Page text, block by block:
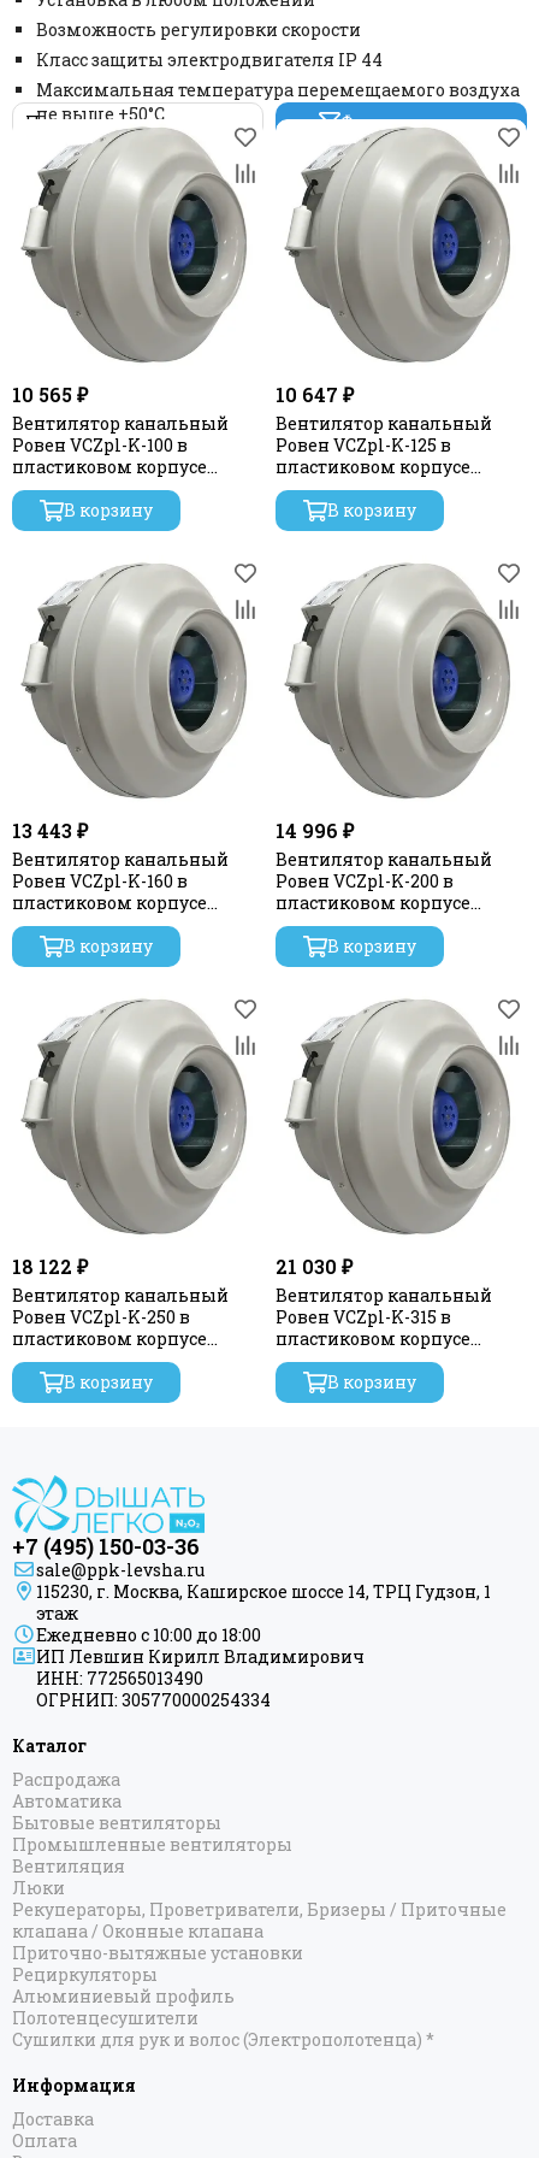
"TYWENT" - Канальные круглые вентиляторы
"Dospel" - Канальные круглые вентиляторы
"ARIUS" - Канальные вентиляторы. Россия
"Завод Вентилятор" - Канальные круглые
вентиляторы
Возможность регулировки скорости
Класс защиты электродвигателя IP 44
Максимальная температура перемещаемого воздуха
не выше +50°С
Фильтр товаров
10 565 ₽
Вентилятор канальный
Ровен VCZpl-K-100 в
пластиковом корпусе
(Колесо и двигатель с
внешним ротором Sanmu)
В корзину
10 647 ₽
Вентилятор канальный
Ровен VCZpl-K-125 в
пластиковом корпусе
(Колесо и двигатель с
внешним ротором Sanmu)
В корзину
13 443 ₽
Вентилятор канальный
Ровен VCZpl-K-160 в
пластиковом корпусе
(Колесо и двигатель с
внешним ротором Sanmu)
В корзину
14 996 ₽
Вентилятор канальный
Ровен VCZpl-K-200 в
пластиковом корпусе
(Колесо и двигатель с
внешним ротором Sanmu)
В корзину
18 122 ₽
Вентилятор канальный
Ровен VCZpl-K-250 в
пластиковом корпусе
(Колесо и двигатель с
внешним ротором Sanmu)
В корзину
21 030 ₽
Вентилятор канальный
Ровен VCZpl-K-315 в
пластиковом корпусе
(Колесо и двигатель с
внешним ротором Sanmu)
В корзину
+7 (495) 150-03-36
sale@ppk-levsha.ru
115230, г. Москва, Каширское шоссе 14, ТРЦ Гудзон, 1
этаж
Ежедневно с 10:00 до 18:00
ИП Левшин Кирилл Владимирович
ИНН: 772565013490
ОГРНИП: 305770000254334
Каталог
Распродажа
Автоматика
Бытовые вентиляторы
Промышленные вентиляторы
Вентиляция
Люки
Рекуператоры, Проветриватели, Бризеры / Приточные
клапана / Оконные клапана
Приточно-вытяжные установки
Рециркуляторы
Алюминиевый профиль
Полотенцесушители
Сушилки для рук и волос (Электрополотенца) *
Информация
Доставка
Оплата